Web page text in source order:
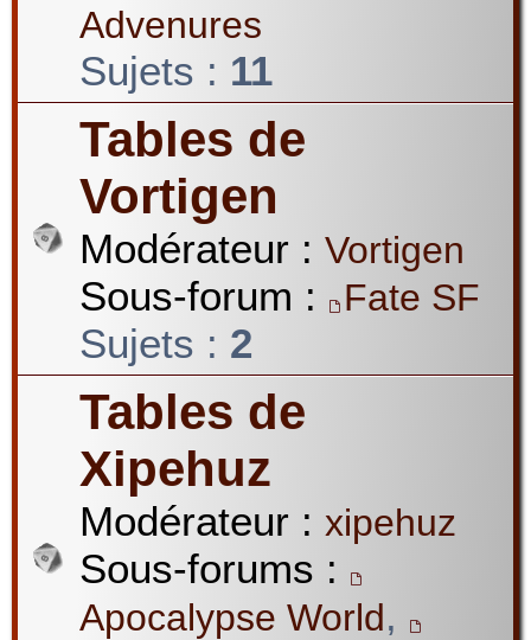
Advenures
Sujets : 11
Tables de
Vortigen
Modérateur : Vortigen
Sous-forum : Fate SF
Sujets : 2
Tables de
Xipehuz
Modérateur : xipehuz
Sous-forums :
Apocalypse World,